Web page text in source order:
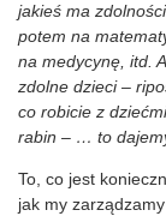
jakieś ma
potem na
na medycynę, itd.
zdolne dzieci –
co robicie z
rabin – … to
To, co jest
jak my